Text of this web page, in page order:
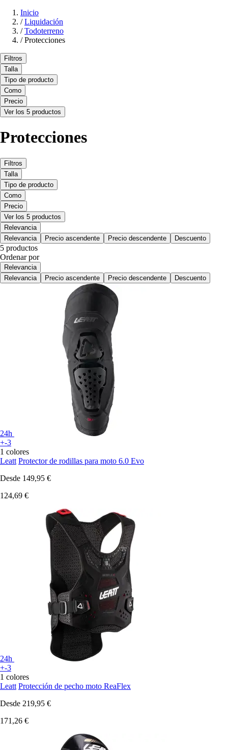
Inicio
/ Liquidación
/ Todoterreno
/ Protecciones
Filtros
Talla
Tipo de producto
Como
Precio
Ver los 5 productos
Protecciones
Filtros
Talla
Tipo de producto
Como
Precio
Ver los 5 productos
Relevancia
Relevancia
Precio ascendente Precio descendente Descuento
5 productos
Ordenar por
Relevancia
Relevancia
Precio ascendente Precio descendente Descuento
24h
+-3
1 colores
Leatt Protector de rodillas para moto 6.0 Evo
Desde 149,95 €
124,69 €
24h
+-3
1 colores
Leatt Protección de pecho moto ReaFlex
Desde 219,95 €
171,26 €